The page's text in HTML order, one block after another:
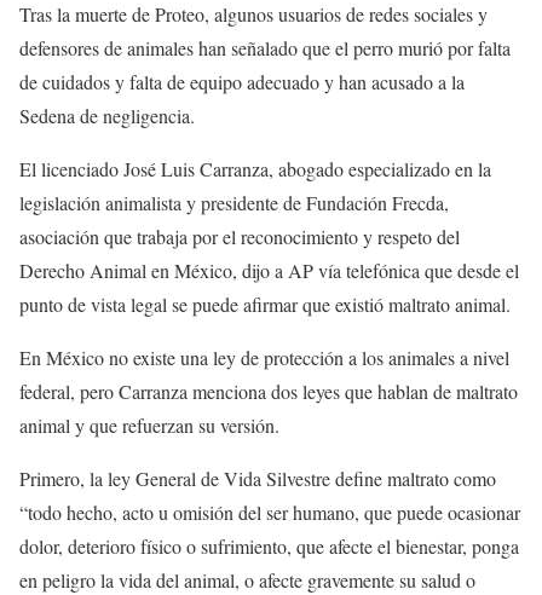
Tras la muerte de Proteo, algunos usuarios de redes sociales y
defensores de animales han señalado que el perro murió por falta
de cuidados y falta de equipo adecuado y han acusado a la
Sedena de negligencia.
El licenciado José Luis Carranza, abogado especializado en la
legislación animalista y presidente de Fundación Frecda,
asociación que trabaja por el reconocimiento y respeto del
Derecho Animal en México, dijo a AP vía telefónica que desde el
punto de vista legal se puede afirmar que existió maltrato animal.
En México no existe una ley de protección a los animales a nivel
federal, pero Carranza menciona dos leyes que hablan de maltrato
animal y que refuerzan su versión.
Primero, la ley General de Vida Silvestre define maltrato como
“todo hecho, acto u omisión del ser humano, que puede ocasionar
dolor, deterioro físico o sufrimiento, que afecte el bienestar, ponga
en peligro la vida del animal, o afecte gravemente su salud o